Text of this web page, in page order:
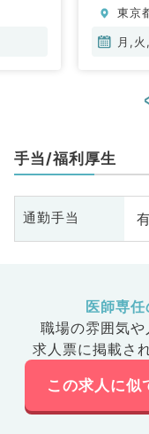
東京
月,火
手当/福利厚生
通勤手当
医師専
職場の雰囲気や
求人票に掲載さ
この求人に似